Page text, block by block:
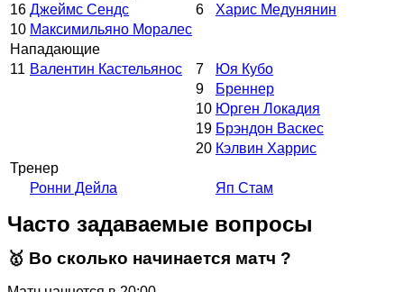
16 Джеймс Сендс 6
Харис Медунянин
10 Максимильяно Моралес
Нападающие
11 Валентин Кастельянос 7
Юя Кубо
9
Бреннер
10 Юрген Локадия
19 Брэндон Васкес
20 Кэлвин Харрис
Тренер
Ронни Дейла
Яп Стам
Часто задаваемые вопросы
🥇 Во сколько начинается матч ?